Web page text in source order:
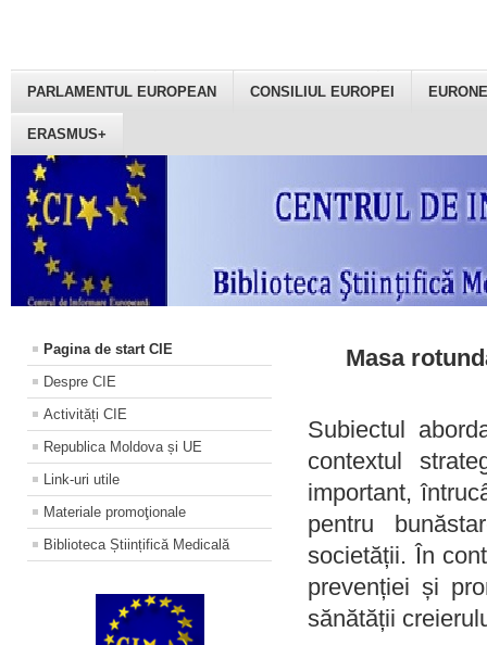
PARLAMENTUL EUROPEAN CONSILIUL EUROPEI
ERASMUS+
Pagina de start CIE
Despre CIE
Activități CIE
Republica Moldova și UE
Link-uri utile
Materiale promoţionale
Biblioteca Științifică Medicală
Masa
Subiectul
contextul
important,
pentru
societății. În
prevenției și
sănătății